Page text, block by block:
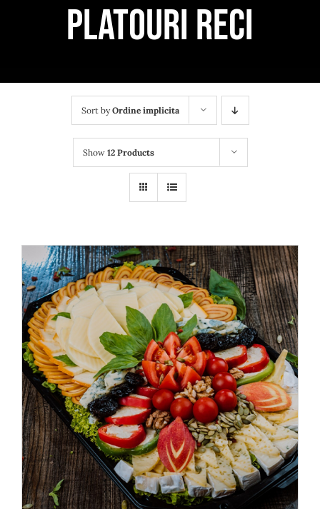
Servicii catering
Cos
Platouri reci
Sort byOrdine implicita
Show 12 Products
ADAUGĂ ÎN COȘ / DETALII